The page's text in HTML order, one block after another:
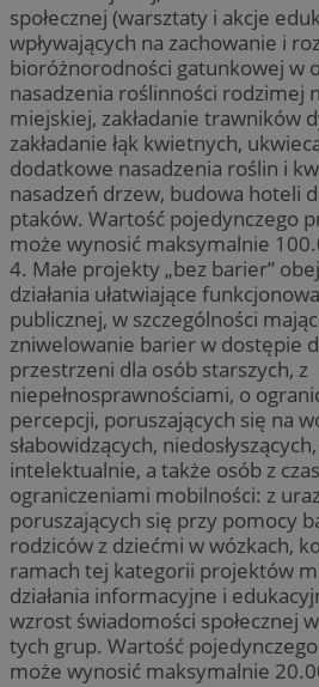
społecznej (warsztaty i akcje
wpływających na zachowanie i
bioróżnorodności gatunkowej w
nasadzenia roślinności rodzimej
miejskiej, zakładanie trawników
zakładanie łąk kwietnych,
dodatkowe nasadzenia roślin i
nasadzeń drzew, budowa hoteli
ptaków. Wartość pojedynczego
może wynosić maksymalnie
4. Małe projekty „bez barier”
działania ułatwiające
publicznej, w szczególności
zniwelowanie barier w dostępie
przestrzeni dla osób starszych, z
niepełnosprawnościami, o
percepcji, poruszających się na
słabowidzących,
intelektualnie, a także osób z
ograniczeniami mobilności: z
poruszających się przy pomocy
rodziców z dziećmi w wózkach,
ramach tej kategorii projektów
działania informacyjne i
wzrost świadomości społecznej
tych grup. Wartość
może wynosić maksymalnie